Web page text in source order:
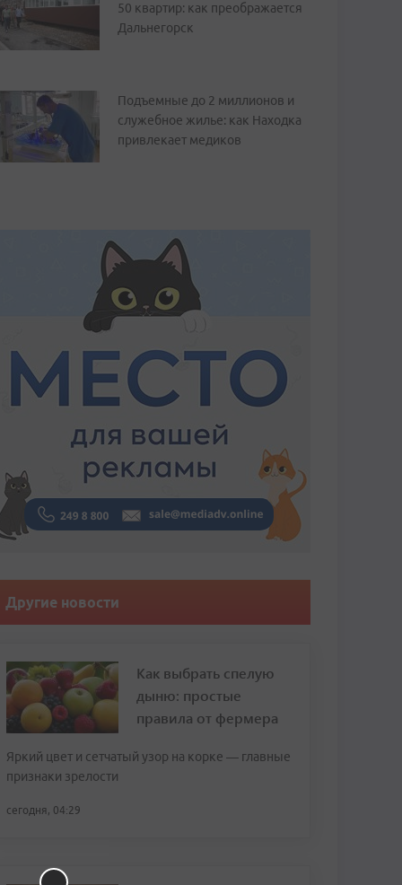
50 квартир: как преображается
Дальнегорск
Подъемные до 2 миллионов и
служебное жилье: как Находка
привлекает медиков
Другие новости
Как выбрать спелую
дыню: простые
правила от фермера
Яркий цвет и сетчатый узор на корке — главные
признаки зрелости
сегодня, 04:29